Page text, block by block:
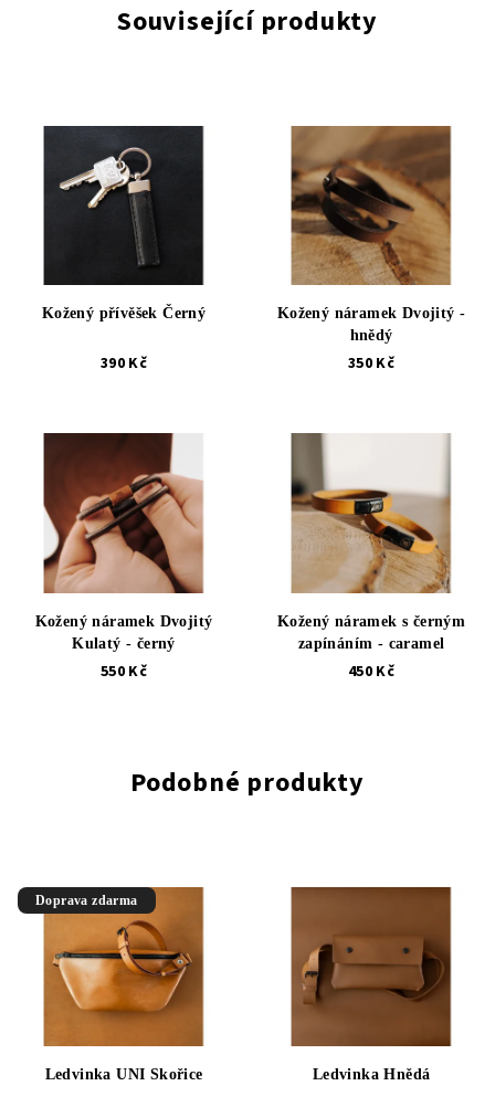
Související produkty
Kožený přívěšek Černý
390 Kč
Kožený náramek Dvojitý -
hnědý
350 Kč
Kožený náramek Dvojitý
Kulatý - černý
550 Kč
Kožený náramek s černým
zapínáním - caramel
450 Kč
Podobné produkty
Doprava zdarma
Ledvinka UNI Skořice Ledvinka Hnědá